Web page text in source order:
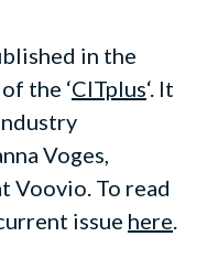
in the
the ‘CITplus‘. It
Voges,
Voovio. To read
issue here